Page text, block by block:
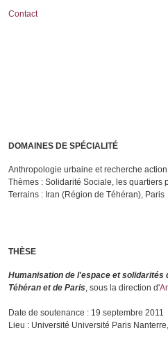
Contact
DOMAINES DE SPÉCIALITÉ
Anthropologie urbaine et recherche action
Thèmes : Solidarité Sociale, les quartiers
Terrains : Iran (Région de Téhéran), Paris
THÈSE
Humanisation de l'espace et solidarités
Téhéran et de Paris, sous la direction d'
Date de soutenance : 19 septembre 2011
Lieu : Université Université Paris